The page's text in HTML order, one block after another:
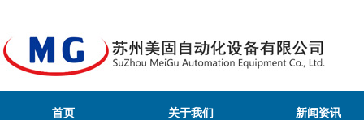
首页 关于我们 新闻资讯